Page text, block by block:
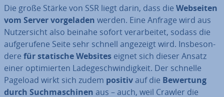
Die große Stärke von SSR liegt darin, dass die Webseiten
vom Server vor­ge­la­den werden. Eine Anfrage wird aus
Nut­zer­sicht also beinahe sofort ver­ar­bei­tet, sodass die
auf­ge­ru­fe­ne Seite sehr schnell angezeigt wird. Ins­be­son­
de­re für statische Websites eignet sich dieser Ansatz
einer op­ti­mier­ten La­de­ge­schwin­dig­keit. Der schnelle
Pageload wirkt sich zudem positivauf die Bewertung
durch Such­ma­schi­nen aus – auch, weil Crawler die